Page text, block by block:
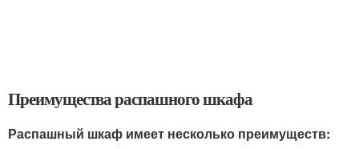
Преимущества распашного шкафа
Распашный шкаф имеет несколько преимуществ: